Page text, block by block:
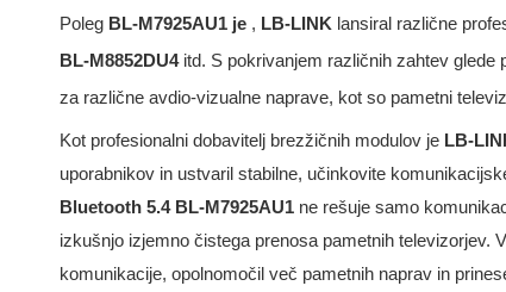
Poleg BL-M7925AU1 je , LB-LINK lansiral različne
BL-M8852DU4 itd. S pokrivanjem različnih zahtev
za različne avdio-vizualne naprave, kot so pametni
Kot profesionalni dobavitelj brezžičnih modulov je LB-
uporabnikov in ustvaril stabilne, učinkovite
Bluetooth 5.4 BL-M7925AU1 ne rešuje samo
izkušnjo izjemno čistega prenosa pametnih televizorjev.
komunikacije, opolnomočil več pametnih naprav in